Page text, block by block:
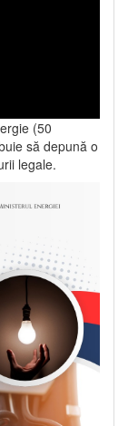
(50
să depună o
legale.